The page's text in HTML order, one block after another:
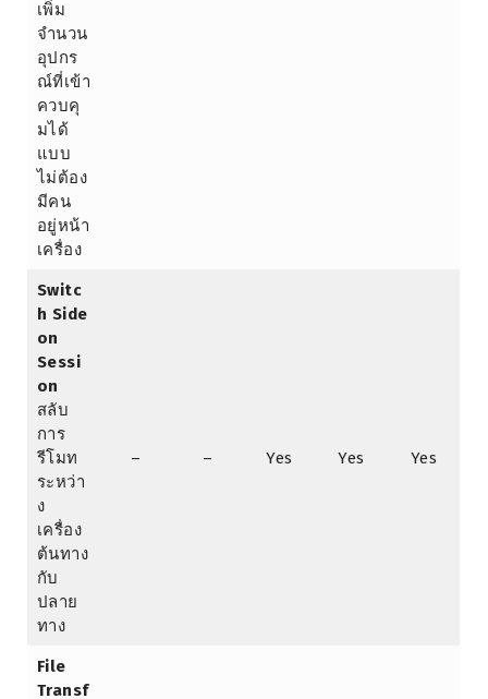
เพิ่ม
จำนวน
อุปกร
ณ์ที่เข้า
ควบคุ
มได้
แบบ
ไม่ต้อง
มีคน
อยู่หน้า
เครื่อง
Switc
h Side
on
Sessi
on
สลับ
การ
รีโมท
ระหว่า
ง
เครื่อง
ต้นทาง
กับ
ปลาย
ทาง
– – Yes Yes Yes
File
Transf